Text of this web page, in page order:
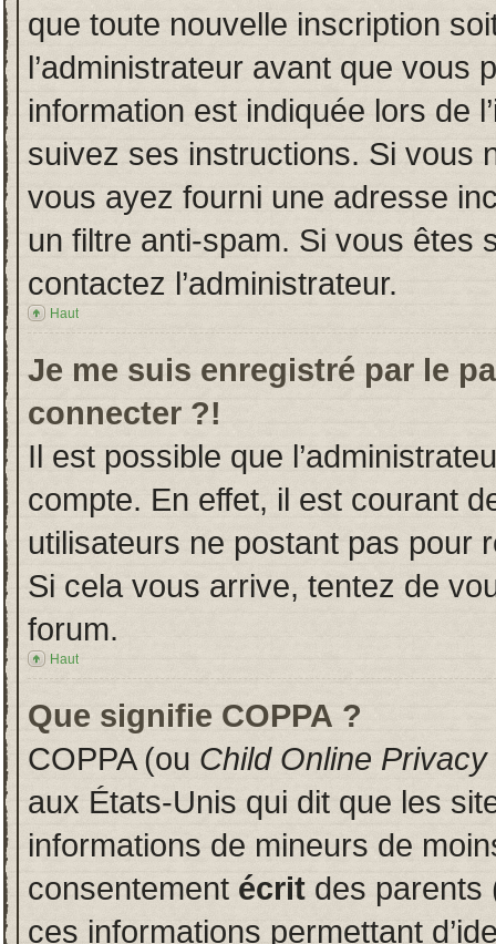
que toute nouvelle inscription
l’administrateur avant que vous
information est indiquée lors de
suivez ses instructions. Si vous
vous ayez fourni une adresse
un filtre anti-spam. Si vous êtes
contactez l’administrateur.
Haut
Je me suis enregistré par le
connecter ?!
Il est possible que
compte. En effet, il est courant
utilisateurs ne postant pas pour
Si cela vous arrive, tentez de
forum.
Haut
Que signifie COPPA ?
COPPA (ou Child Online
aux États-Unis qui dit que les
informations de mineurs de
consentement écrit des parents
ces informations permettant